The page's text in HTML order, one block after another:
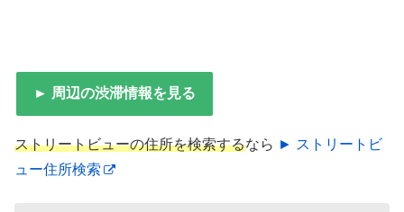
► 周辺の渋滞情報を見る
ストリートビューの住所を検索するなら ► ストリートビ
ュー住所検索